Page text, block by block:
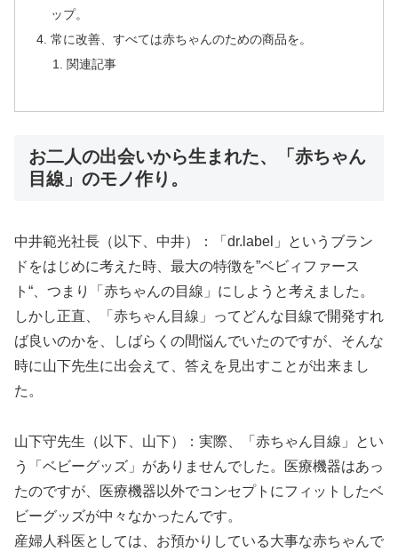
ップ。
常に改善、すべては赤ちゃんのための商品を。
関連記事
お二人の出会いから生まれた、「赤ちゃん
目線」のモノ作り。
中井範光社長（以下、中井）：「dr.label」というブラン
ドをはじめに考えた時、最大の特徴を”ベビィファース
ト“、つまり「赤ちゃんの目線」にしようと考えました。
しかし正直、「赤ちゃん目線」ってどんな目線で開発すれ
ば良いのかを、しばらくの間悩んでいたのですが、そんな
時に山下先生に出会えて、答えを見出すことが出来まし
た。
山下守先生（以下、山下）：実際、「赤ちゃん目線」とい
う「ベビーグッズ」がありませんでした。医療機器はあっ
たのですが、医療機器以外でコンセプトにフィットしたベ
ビーグッズが中々なかったんです。
産婦人科医としては、お預かりしている大事な赤ちゃんで